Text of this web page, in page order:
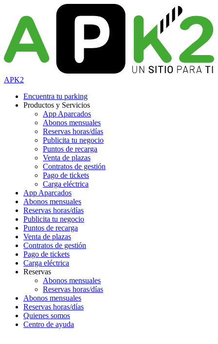
APK2
Encuentra tu parking
Productos y Servicios
App Aparcados
Abonos mensuales
Reservas horas/días
Publicita tu negocio
Puntos de recarga
Venta de plazas
Contratos de gestión
Pago de tickets
Carga eléctrica
App Aparcados
Abonos mensuales
Reservas horas/días
Publicita tu negocio
Puntos de recarga
Venta de plazas
Contratos de gestión
Pago de tickets
Carga eléctrica
Reservas
Abonos mensuales
Reservas horas/días
Abonos mensuales
Reservas horas/días
Quienes somos
Centro de ayuda